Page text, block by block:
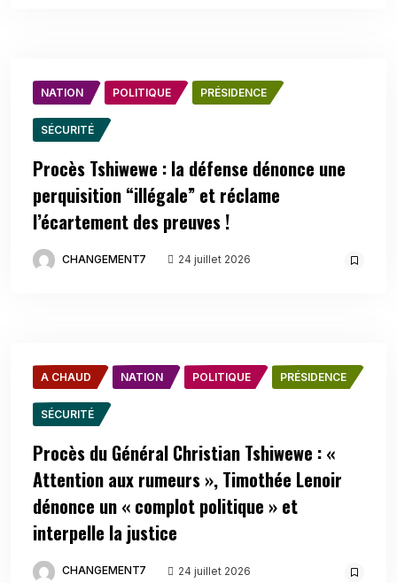
NATION POLITIQUE PRÉSIDENCE
SÉCURITÉ
Procès Tshiwewe : la défense dénonce une
perquisition “illégale” et réclame
l’écartement des preuves !
CHANGEMENT7 24 juillet 2026
A CHAUD NATION POLITIQUE PRÉSIDENCE
SÉCURITÉ
Procès du Général Christian Tshiwewe : «
Attention aux rumeurs », Timothée Lenoir
dénonce un « complot politique » et
interpelle la justice
CHANGEMENT7 24 juillet 2026